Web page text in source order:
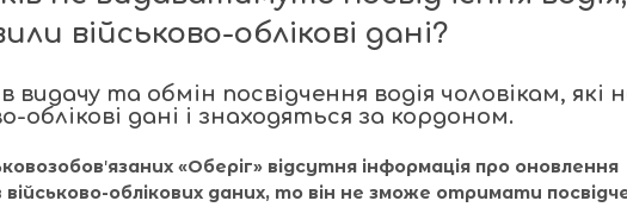
військово-облікові дані?
видачу та обмін посвідчення водія чоловікам, які
облікові дані і знаходяться за кордоном.
«Оберіг» відсутня інформація про оновлення
військово-облікових даних, то він не зможе отримати